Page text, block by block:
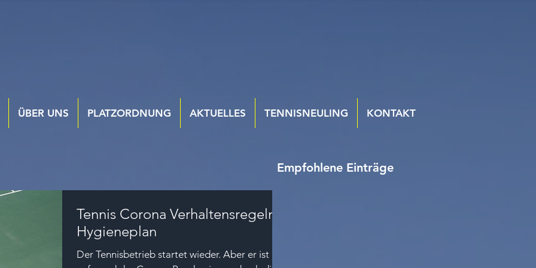
Empfohlene Einträge
Tennis Corona Verhaltensregeln/
Hygieneplan
Der Tennisbetrieb startet wieder. Aber er ist
ÜBER UNS PLATZORDNUNG AKTUELLES TENNISNEULING KONTAKT